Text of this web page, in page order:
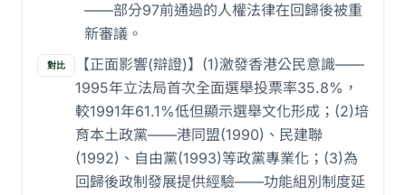
——部分97前通過的人權法律在回歸後被重
新審議。
對比
【正面影響(辯證)】(1)激發香港公民意識——
1995年立法局首次全面選舉投票率35.8%，
較1991年61.1%低但顯示選舉文化形成；(2)培
育本土政黨——港同盟(1990)、民建聯
(1992)、自由黨(1993)等政黨專業化；(3)為
回歸後政制發展提供經驗——功能組別制度延